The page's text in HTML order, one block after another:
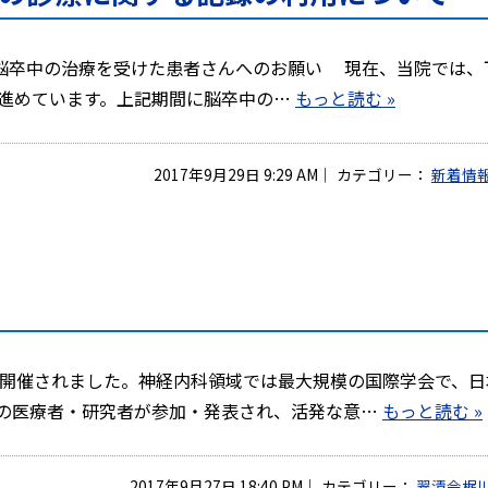
卒中の治療を受けた患者さんへのお願い 現在、当院では
めています。上記期間に脳卒中の… もっと読む »
2017年9月29日 9:29 AM ｜ カテゴリー： 新着情
されました。神経内科領域では最大規模の国際学会で、
医療者・研究者が参加・発表され、活発な意… もっと読む »